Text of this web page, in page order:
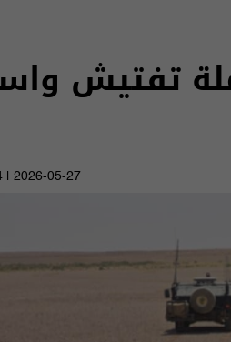
تفتيش
2026-05-27 | 07:24